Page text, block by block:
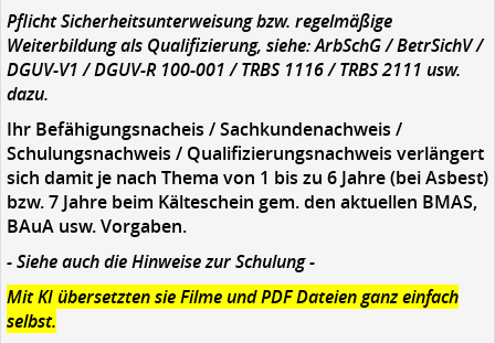
Pflicht Sicherheitsunterweisung bzw. regelmäßige
Weiterbildung als Qualifizierung, siehe: ArbSchG / BetrSichV /
DGUV-V1 / DGUV-R 100-001 / TRBS 1116 / TRBS 2111 usw.
dazu.
Ihr Befähigungsnacheis / Sachkundenachweis /
Schulungsnachweis / Qualifizierungsnachweis verlängert
sich damit je nach Thema von 1 bis zu 6 Jahre (bei Asbest)
bzw. 7 Jahre beim Kälteschein gem. den aktuellen BMAS,
BAuA usw. Vorgaben.
- Siehe auch die Hinweise zur Schulung -
Mit KI übersetzten sie Filme und PDF Dateien ganz einfach
selbst.